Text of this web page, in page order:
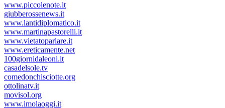
www.piccolenote.it
giubberossenews.it
www.lantidiplomatico.it
www.martinapastorelli.it
www.vietatoparlare.it
www.ereticamente.net
100giornidaleoni.it
casadelsole.tv
comedonchisciotte.org
ottolinatv.it
movisol.org
www.imolaoggi.it